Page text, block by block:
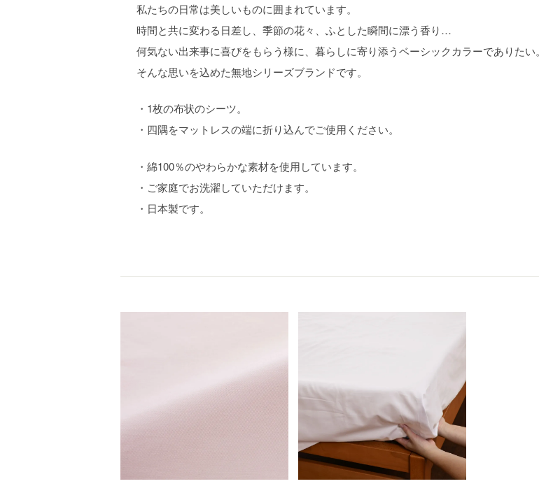
私たちの日常は美しいものに囲まれています。
時間と共に変わる日差し、季節の花々、ふとした瞬間に漂う香り…
何気ない出来事に喜びをもらう様に、暮らしに寄り添うベーシックカラーでありたい。
そんな思いを込めた無地シリーズブランドです。
・1枚の布状のシーツ。
・四隅をマットレスの端に折り込んでご使用ください。
・綿100％のやわらかな素材を使用しています。
・ご家庭でお洗濯していただけます。
・日本製です。